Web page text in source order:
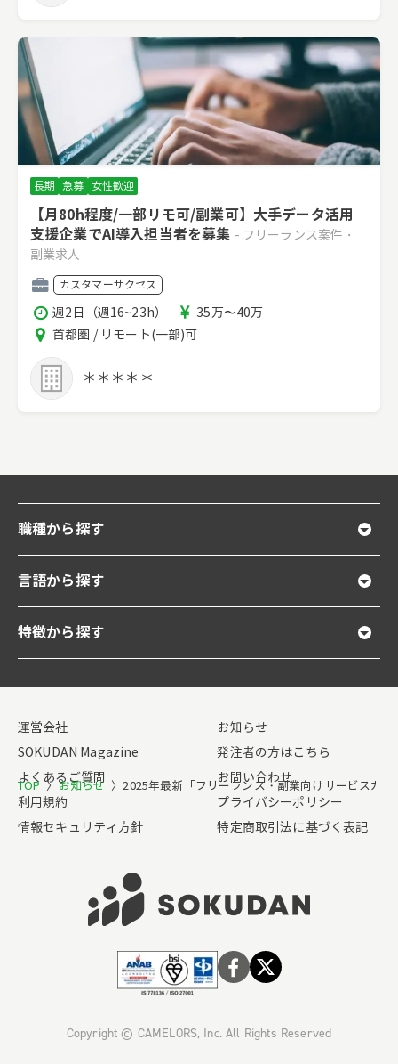
TOP 〉 お知らせ 〉2025年最新「フリーランス・副業向けサービスカ
長期 急募 女性歓迎
【月80h程度/一部リモ可/副業可】大手データ活用
支援企業でAI導入担当者を募集 - フリーランス案件・
副業求人
職
種
カスタマーサクセス
稼
働
時
間
週2日（週16~23h）
報
酬
35万〜40万
エ
ア
首都圏 / リモート(一部)可
＊＊＊＊＊
職種から探す
言語から探す
特徴から探す
運営会社
お知らせ
SOKUDAN Magazine
発注者の方はこちら
よくあるご質問
お問い合わせ
利用規約
プライバシーポリシー
情報セキュリティ方針
特定商取引法に基づく表記
Copyright © CAMELORS, Inc. All Rights Reserved